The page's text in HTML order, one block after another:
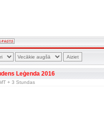
Leģenda 2016
+ 3 Stundas